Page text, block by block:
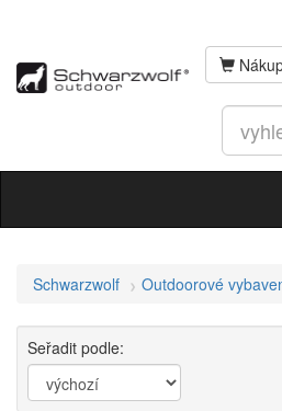
Schwarzwolf Outdoorové
Seřadit podle: